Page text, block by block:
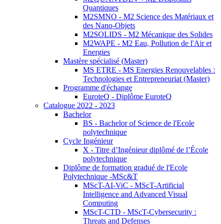
Quantiques
M2SMNO - M2 Science des Matériaux et
des Nano-Objets
M2SOLIDS - M2 Mécanique des Solides
M2WAPE - M2 Eau, Pollution de l'Air et
Energies
Mastère spécialisé (Master)
MS ETRE - MS Energies Renouvelables :
Technologies et Entrepreneuriat (Master)
Programme d'échange
EuroteQ - Diplôme EuroteQ
Catalogue 2022 - 2023
Bachelor
BS - Bachelor of Science de l'Ecole
polytechnique
Cycle Ingénieur
X - Titre d’Ingénieur diplômé de l’École
polytechnique
Diplôme de formation gradué de l'Ecole
Polytechnique -MSc&T
MScT-AI-ViC - MScT-Artificial
Intelligence and Advanced Visual
Computing
MScT-CTD - MScT-Cybersecurity :
Threats and Defenses